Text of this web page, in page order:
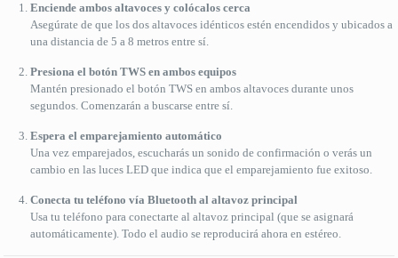
Enciende ambos altavoces y colócalos cerca
Asegúrate de que los dos altavoces idénticos estén encendidos y ubicados a
una distancia de 5 a 8 metros entre sí.
Presiona el botón TWS en ambos equipos
Mantén presionado el botón TWS en ambos altavoces durante unos
segundos. Comenzarán a buscarse entre sí.
Espera el emparejamiento automático
Una vez emparejados, escucharás un sonido de confirmación o verás un
cambio en las luces LED que indica que el emparejamiento fue exitoso.
Conecta tu teléfono vía Bluetooth al altavoz principal
Usa tu teléfono para conectarte al altavoz principal (que se asignará
automáticamente). Todo el audio se reproducirá ahora en estéreo.